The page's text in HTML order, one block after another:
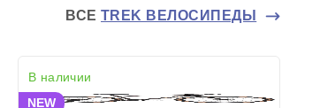
ВСЕTREK ВЕЛОСИПЕДЫ
В наличии
NEW